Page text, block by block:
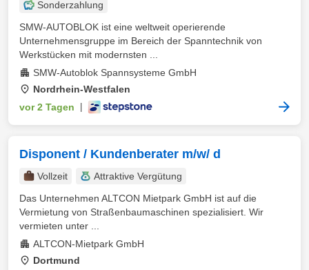
Sonderzahlung
SMW-AUTOBLOK ist eine weltweit operierende
Unternehmensgruppe im Bereich der Spanntechnik von
Werkstücken mit modernsten ...
SMW-Autoblok Spannsysteme GmbH
Nordrhein-Westfalen
vor 2 Tagen
Disponent / Kundenberater m/w/ d
Vollzeit
Attraktive Vergütung
Das Unternehmen ALTCON Mietpark GmbH ist auf die
Vermietung von Straßenbaumaschinen spezialisiert. Wir
vermieten unter ...
ALTCON-Mietpark GmbH
Dortmund